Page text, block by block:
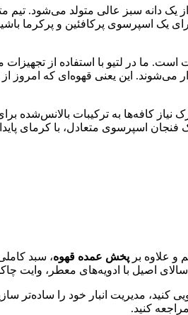
یک دانه سبز عالی متولد می‌شود. تیم
یک اسپرسوی پرکافئین و پرکرما
ما در لتیو با استفاده از
می‌شوند. این یعنی قهوه‌ای که
نیاز کافه‌ها به ترکیبات بالانس‌شده
اسپرسوی متعادل، با کرمای
و علاوه بر پخش عمده قهوه، سبد
اصیل با ادویه‌های معطر، وایت
مدیریت انبار خود را ساده‌تر
مراجعه کنید.